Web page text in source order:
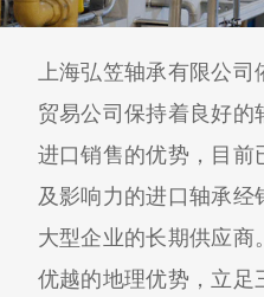
上海弘笠轴承有限公
贸易公司保持着良好的
进口销售的优势，目前
及影响力的进口轴承
大型企业的长期供应
优越的地理优势，立足